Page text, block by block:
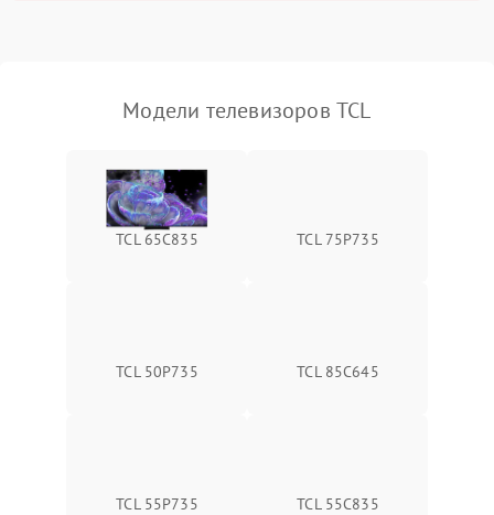
Модели телевизоров TCL
TCL 65C835 TCL 75P735
TCL 50P735 TCL 85C645
TCL 55P735 TCL 55C835